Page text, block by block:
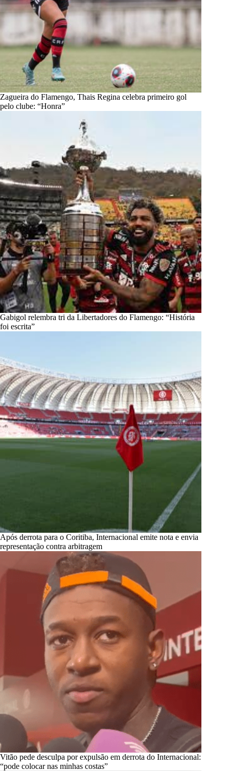
Zagueira do Flamengo, Thais Regina celebra primeiro gol
pelo clube: “Honra”
Gabigol relembra tri da Libertadores do Flamengo: “História
foi escrita”
Após derrota para o Coritiba, Internacional emite nota e envia
representação contra arbitragem
Vitão pede desculpa por expulsão em derrota do Internacional:
“pode colocar nas minhas costas”